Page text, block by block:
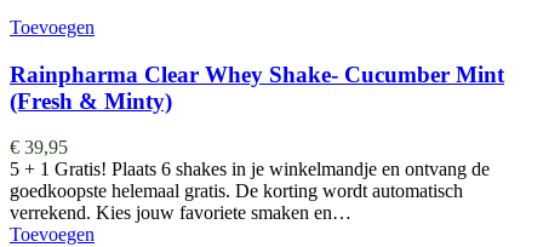
Toevoegen
Rainpharma Clear Whey Shake- Cucumber Mint
(Fresh & Minty)
€ 39,95
5 + 1 Gratis! Plaats 6 shakes in je winkelmandje en ontvang de
goedkoopste helemaal gratis. De korting wordt automatisch
verrekend. Kies jouw favoriete smaken en…
Toevoegen